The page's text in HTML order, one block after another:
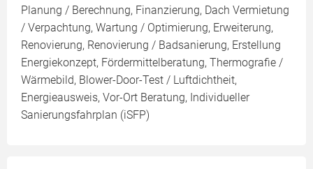
Planung / Berechnung, Finanzierung, Dach Vermietung
/ Verpachtung, Wartung / Optimierung, Erweiterung,
Renovierung, Renovierung / Badsanierung, Erstellung
Energiekonzept, Fördermittelberatung, Thermografie /
Wärmebild, Blower-Door-Test / Luftdichtheit,
Energieausweis, Vor-Ort Beratung, Individueller
Sanierungsfahrplan (iSFP)